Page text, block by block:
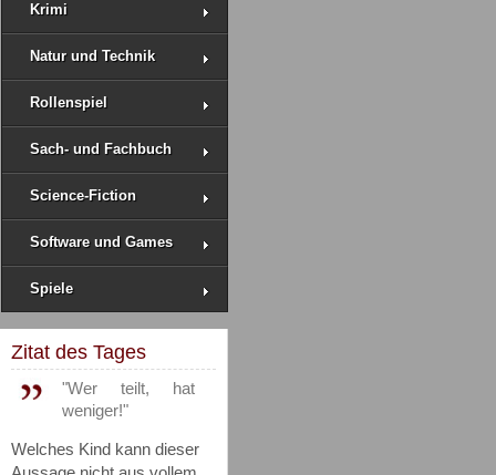
Krimi
Natur und Technik
Rollenspiel
Sach- und Fachbuch
Science-Fiction
Software und Games
Spiele
Zitat des Tages
"Wer teilt, hat
weniger!"
Welches Kind kann dieser